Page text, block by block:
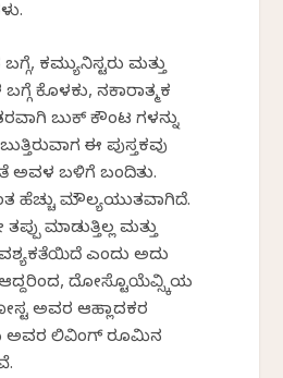
ಕಮ್ಯುನಿಸ್ಟರು ಮತ್ತು
ಕೊಳಕು, ನಕಾರಾತ್ಮಕ
ಬುಕ್ ಕೌಂಟರ್ ಗಳನ್ನು
ಈ ಪುಸ್ತಕವು
ಬಳಿಗೆ ಬಂದಿತು.
ಹೆಚ್ಚು ಮೌಲ್ಯಯುತವಾಗಿದೆ.
ಮಾಡುತ್ತಿಲ್ಲ ಮತ್ತು
ಎಂದು ಅದು
ದೋಸ್ಟೊಯೆವ್ಸ್ಕಿಯ
ಅವರ ಆಹ್ಲಾದಕರ
ಅವರ ಲಿವಿಂಗ್ ರೂಮಿನ